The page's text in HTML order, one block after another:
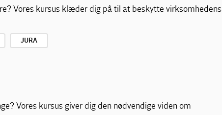
Vores kursus klæder dig på til at beskytte virksomhedens
JURA
Vores kursus giver dig den nødvendige viden om